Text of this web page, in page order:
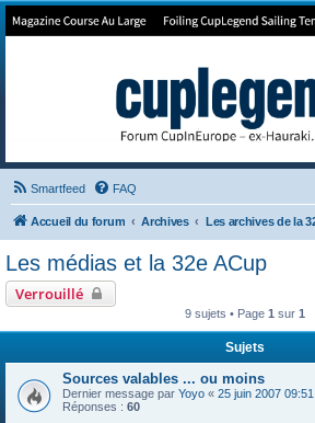
Forum de Cup In Europe
Smartfeed FAQ
Accueil du forum Archives
Les médias et la 32e ACup
Verrouillé
9 sujets • Page 1 sur 1
Sujets
Sources valables ... ou moins
Dernier message par Yoyo « 25 juin 2007 09:51
Réponses : 60